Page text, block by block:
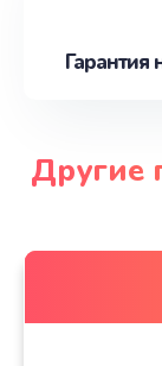
Гарантия
Другие